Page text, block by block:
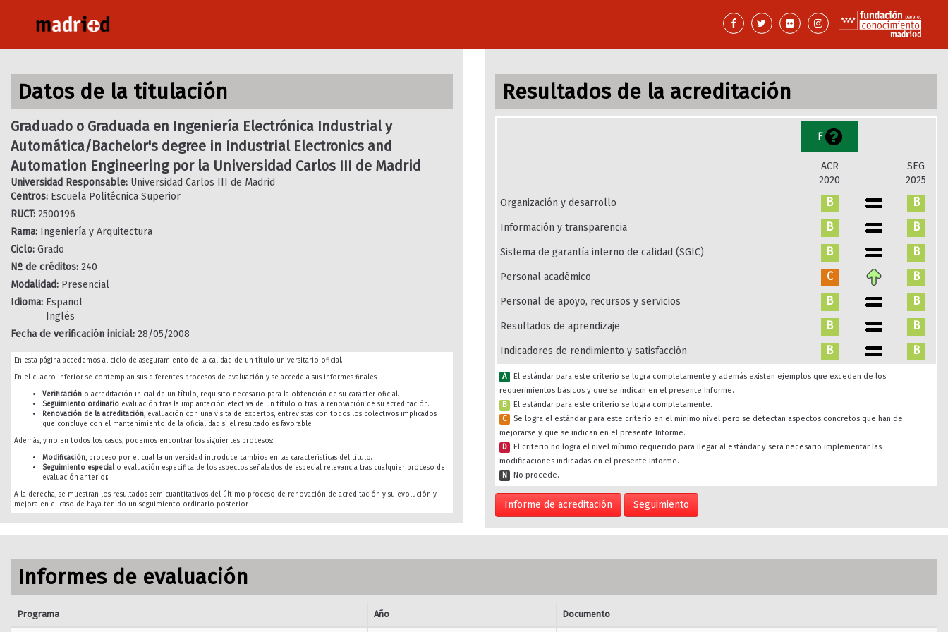
contenido
principal
Datos de la titulación
Graduado o Graduada en Ingeniería Electrónica Industrial y
Automática/Bachelor's degree in Industrial Electronics and
Automation Engineering por la Universidad Carlos III de Madrid
Universidad Responsable: Universidad Carlos III de Madrid
Centros: Escuela Politécnica Superior
RUCT: 2500196
Rama: Ingeniería y Arquitectura
Ciclo: Grado
Nº de créditos: 240
Modalidad: Presencial
Idioma: Español
Inglés
Fecha de verificación inicial: 28/05/2008
En esta página accedemos al ciclo de aseguramiento de la calidad de un título universitario oficial.
En el cuadro inferior se contemplan sus diferentes procesos de evaluación y se accede a sus informes finales:
Verificación o acreditación inicial de un título, requisito necesario para la obtención de su carácter oficial.
Seguimiento ordinario evaluación tras la implantación efectiva de un título o tras la renovación de su acreditación.
Renovación de la acreditación, evaluación con una visita de expertos, entrevistas con todos los colectivos implicados
que concluye con el mantenimiento de la oficialidad si el resultado es favorable.
Además, y no en todos los casos, podemos encontrar los siguientes procesos:
Modificación, proceso por el cual la universidad introduce cambios en las características del título.
Seguimiento especialo evaluación especifica de los aspectos señalados de especial relevancia tras cualquier proceso de
evaluación anterior.
A la derecha, se muestran los resultados semicuantitativos del último proceso de renovación de acreditación y su evolución y
mejora en el caso de haya tenido un seguimiento ordinario posterior.
Resultados de la acreditación
F
ACR
2020
SEG
2025
Organización y desarrollo
B B
Información y transparencia B B
Sistema de garantía interno de calidad (SGIC) B B
Personal académico C B
Personal de apoyo, recursos y servicios B B
Resultados de aprendizaje B B
Indicadores de rendimiento y satisfacción B B
A
El estándar para este criterio se logra completamente y además existen ejemplos que exceden de los
requerimientos básicos y que se indican en el presente Informe.
B
El estándar para este criterio se logra completamente.
C
Se logra el estándar para este criterio en el mínimo nivel pero se detectan aspectos concretos que han de
mejorarse y que se indican en el presente Informe.
D
El criterio no logra el nivel mínimo requerido para llegar al estándar y será necesario implementar las
modificaciones indicadas en el presente Informe.
N
No procede.
Informe de acreditación Seguimiento
Informes de evaluación
Programa Año Documento